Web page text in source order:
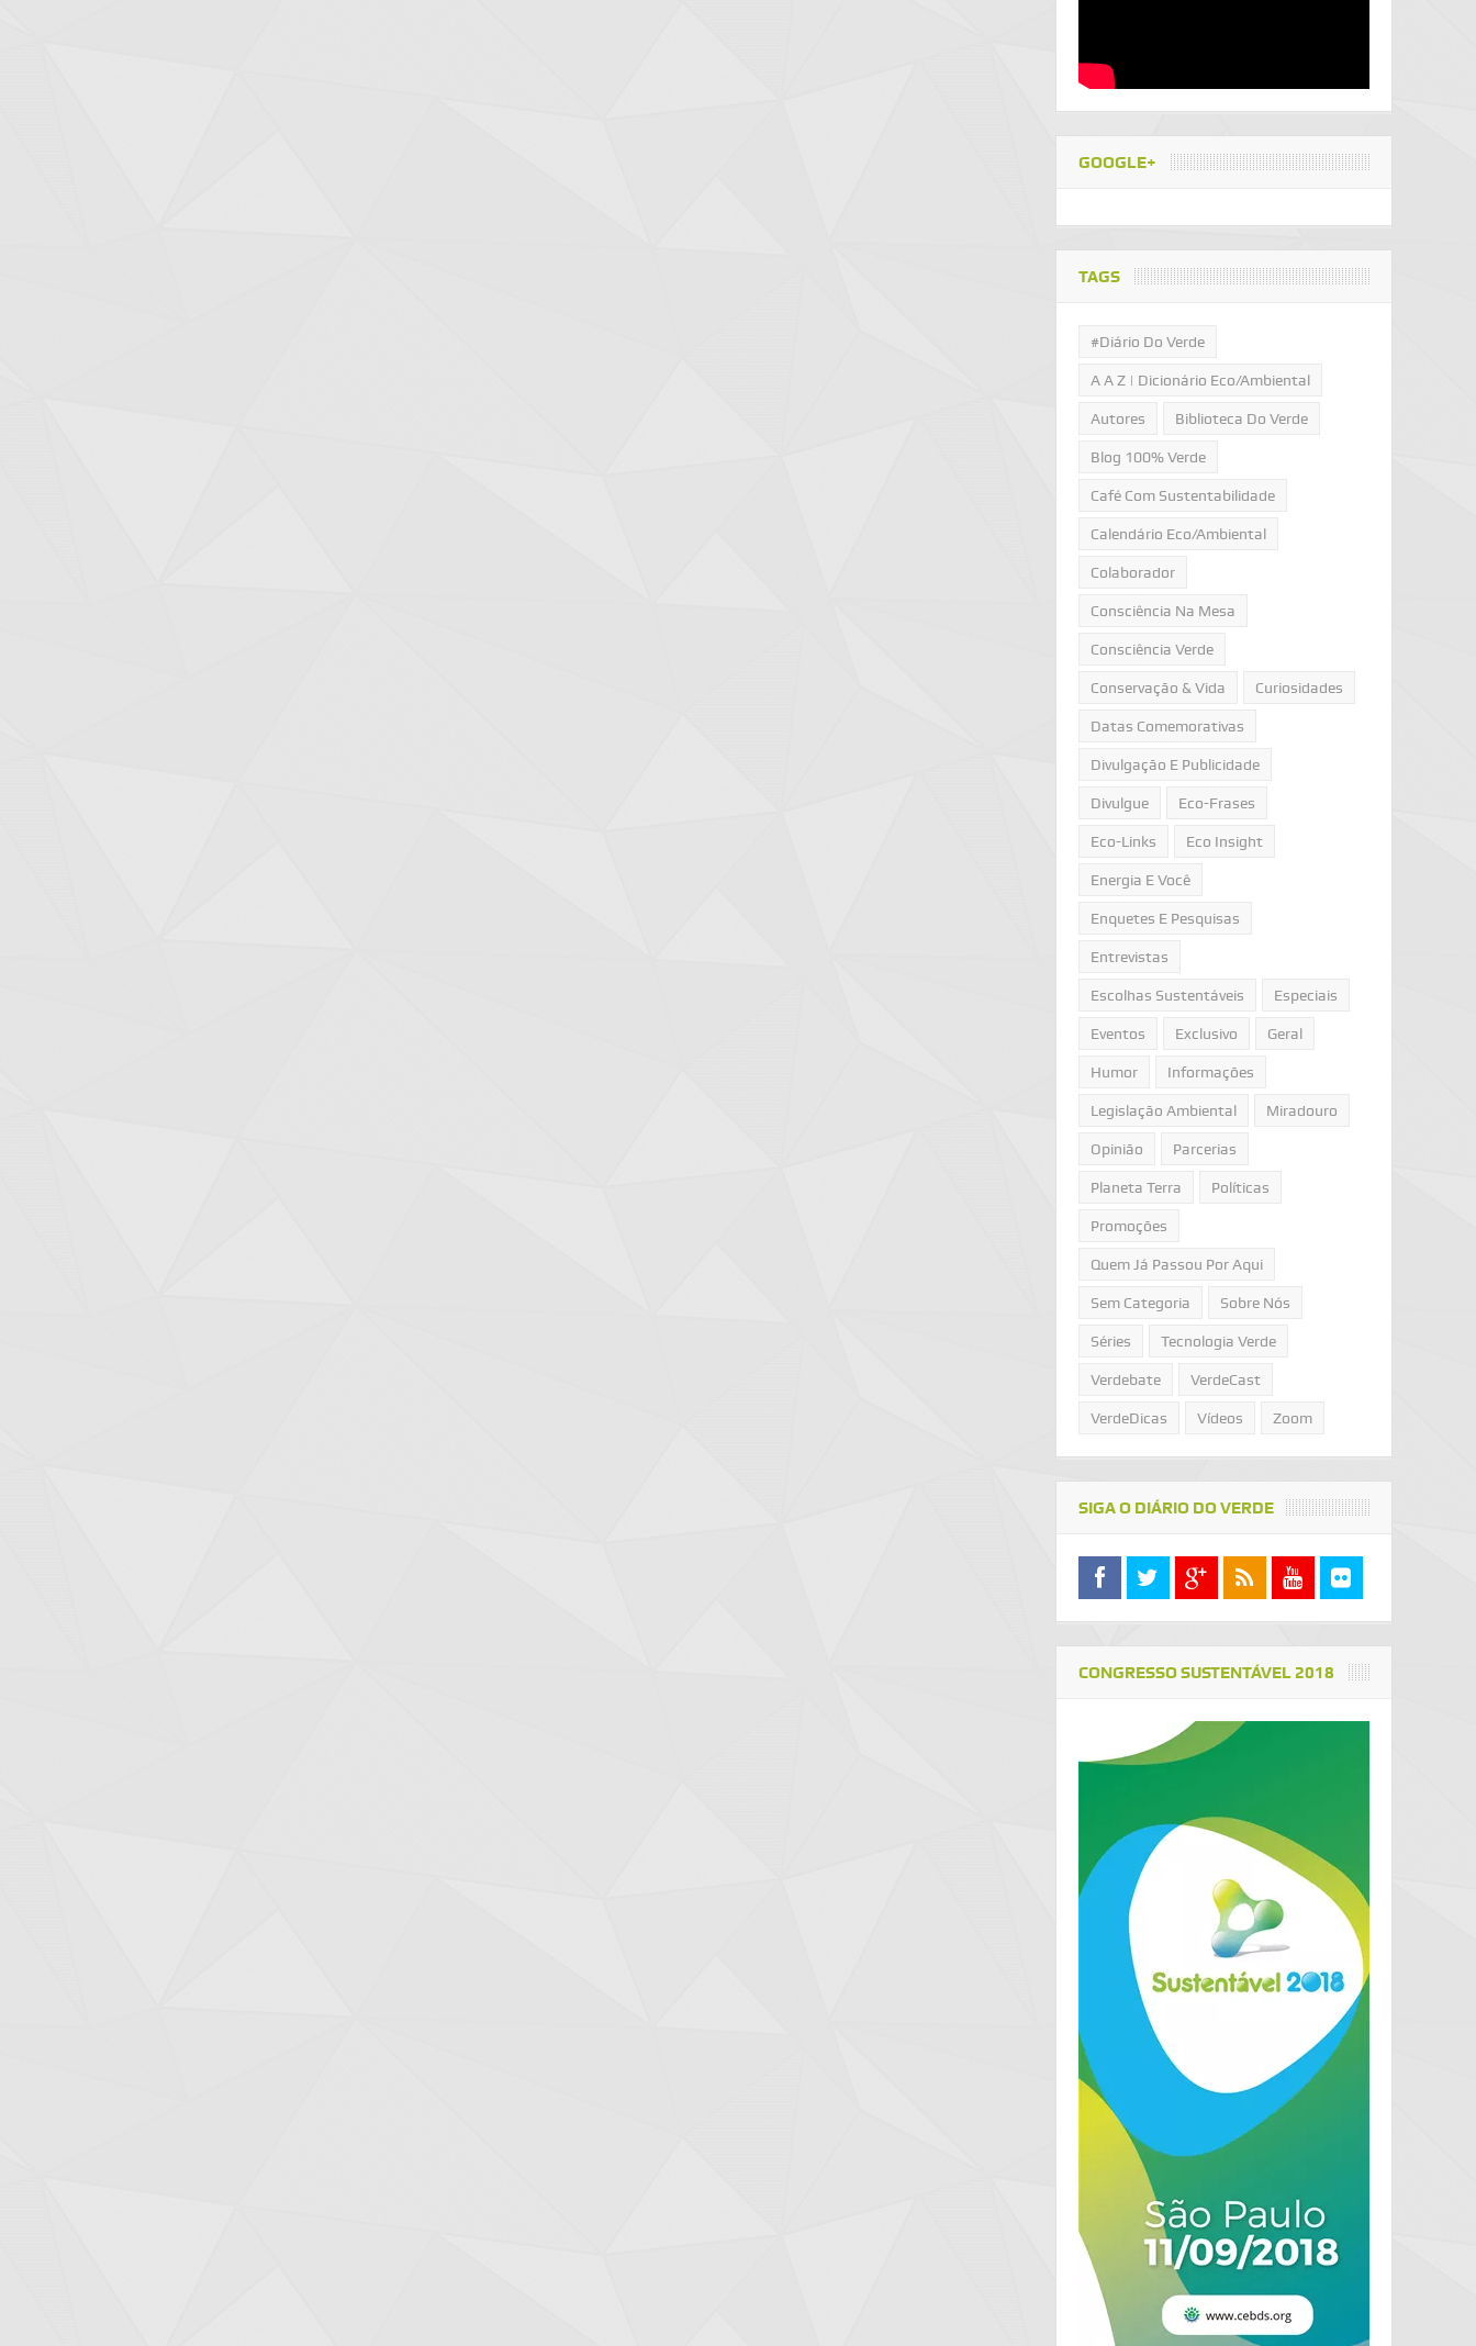
GOOGLE+
TAGS
#Diário Do Verde
A A Z | Dicionário Eco/Ambiental
Autores Biblioteca Do Verde
Blog 100% Verde
Café Com Sustentabilidade
Calendário Eco/Ambiental
Colaborador
Consciência Na Mesa
Consciência Verde
Conservação & Vida Curiosidades
Datas Comemorativas
Divulgação E Publicidade
Divulgue Eco-Frases
Eco-Links Eco Insight
Energia E Você
Enquetes E Pesquisas
Entrevistas
Escolhas Sustentáveis Especiais
Eventos Exclusivo Geral
Humor Informações
Legislação Ambiental Miradouro
Opinião Parcerias
Planeta Terra Políticas
Promoções
Quem Já Passou Por Aqui
Sem Categoria Sobre Nós
Séries Tecnologia Verde
Verdebate VerdeCast
VerdeDicas Vídeos Zoom
SIGA O DIÁRIO DO VERDE
CONGRESSO SUSTENTÁVEL 2018